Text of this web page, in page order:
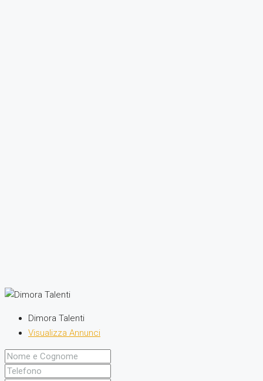
Dimora Talenti
Visualizza Annunci